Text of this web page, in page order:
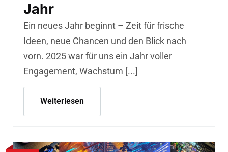
Jahr
Ein neues Jahr beginnt – Zeit für frische
Ideen, neue Chancen und den Blick nach
vorn. 2025 war für uns ein Jahr voller
Engagement, Wachstum [...]
Weiterlesen